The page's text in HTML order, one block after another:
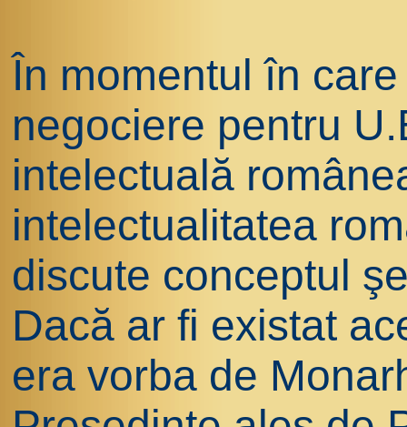
În momentul în
negociere pentru
intelectuală
intelectualitatea
discute conceptul
Dacă ar fi existat
era vorba de